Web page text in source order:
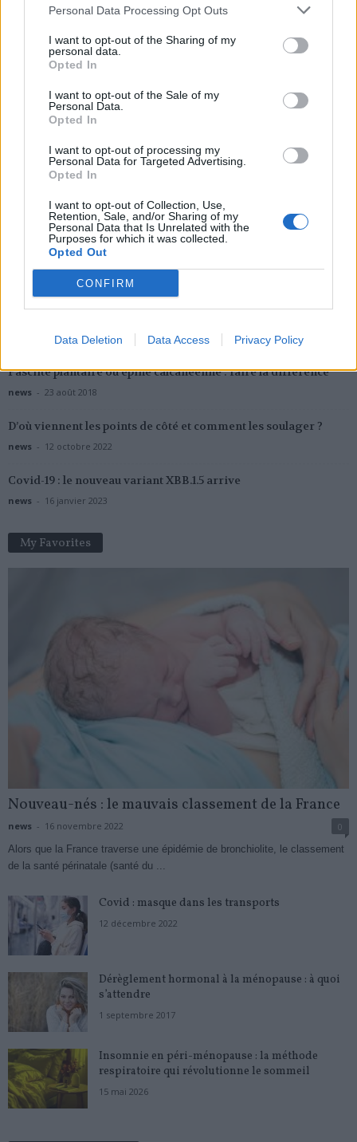
Personal Data Processing Opt Outs
I want to opt-out of the Sharing of my
personal data.
Opted In
I want to opt-out of the Sale of my
Personal Data.
Opted In
I want to opt-out of processing my
Personal Data for Targeted Advertising.
Opted In
I want to opt-out of Collection, Use,
Retention, Sale, and/or Sharing of my
Personal Data that Is Unrelated with the
Purposes for which it was collected.
Opted Out
CONFIRM
Data Deletion Data Access Privacy Policy
RELATED ARTICLES MORE FROM AUTHOR
Sieste après 65 ans : la
clé pour préserver votre
cerveau ou le mettre en
Santé
Ménopause et
problèmes urinaires : le
découvrir
Ménopause précoce : le
risque accru
Popular Posts
Douleur : les hommes et les femmes ne la ressentent pas de la
4 avril 2022
Fasciite plantaire ou épine calcanéenne : faire la différence
news - 23 août 2018
D’où viennent les points de côté et comment les soulager ?
news - 12 octobre 2022
Covid-19 : le nouveau variant XBB.1.5 arrive
news - 16 janvier 2023
My Favorites
Nouveau-nés : le mauvais classement de la France
news - 16 novembre 2022
0
Alors que la France traverse une épidémie de bronchiolite, le classement
de la santé périnatale (santé du ...
Covid : masque dans les transports
12 décembre 2022
Dérèglement hormonal à la ménopause : à quoi
s’attendre
1 septembre 2017
Insomnie en péri-ménopause : la méthode
respiratoire qui révolutionne le sommeil
15 mai 2026